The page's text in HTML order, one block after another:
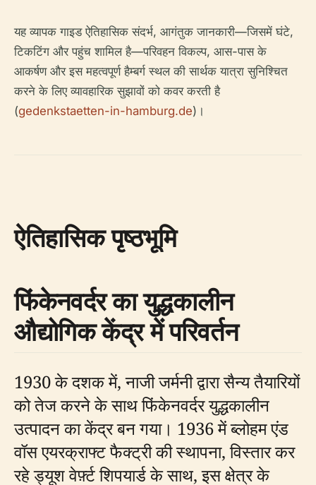
यह व्यापक गाइड ऐतिहासिक संदर्भ, आगंतुक जानकारी—जिसमें घंटे,
टिकटिंग और पहुंच शामिल है—परिवहन विकल्प, आस-पास के
आकर्षण और इस महत्वपूर्ण हैम्बर्ग स्थल की सार्थक यात्रा सुनिश्चित
करने के लिए व्यावहारिक सुझावों को कवर करती है
(gedenkstaetten-in-hamburg.de)।
ऐतिहासिक पृष्ठभूमि
फिंकेनवर्दर का युद्धकालीन
औद्योगिक केंद्र में परिवर्तन
1930 के दशक में, नाजी जर्मनी द्वारा सैन्य तैयारियों
को तेज करने के साथ फिंकेनवर्दर युद्धकालीन
उत्पादन का केंद्र बन गया। 1936 में ब्लोहम एंड
वॉस एयरक्राफ्ट फैक्ट्री की स्थापना, विस्तार कर
रहे ड्यूश वेर्फ़्ट शिपयार्ड के साथ, इस क्षेत्र के